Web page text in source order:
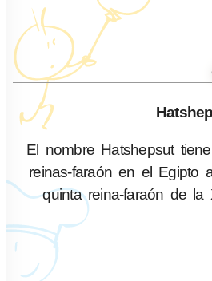
El nombre Hatshepsut
reinas-faraón en el Egipto
quinta reina-faraón de